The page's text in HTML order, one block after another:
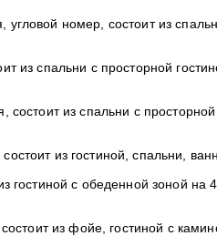
номер, состоит из
из спальни с просторной
из спальни с
из гостиной, спальни,
с обеденной зоной на
из фойе, гостиной с